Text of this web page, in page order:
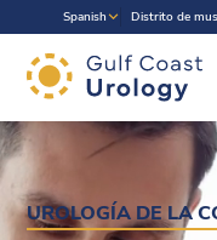
Spanish Distrito de
UROLOGÍA DE LA